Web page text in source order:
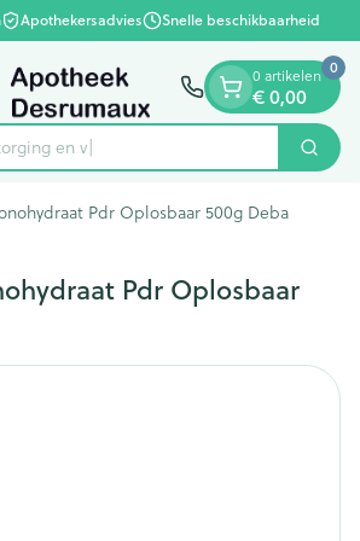
Apothekersadvies Snelle beschikbaarheid
Zoek
0 artikelen
€ 0,00
0
Pdr Oplosbaar 500g Deba
Pdr Oplosbaar